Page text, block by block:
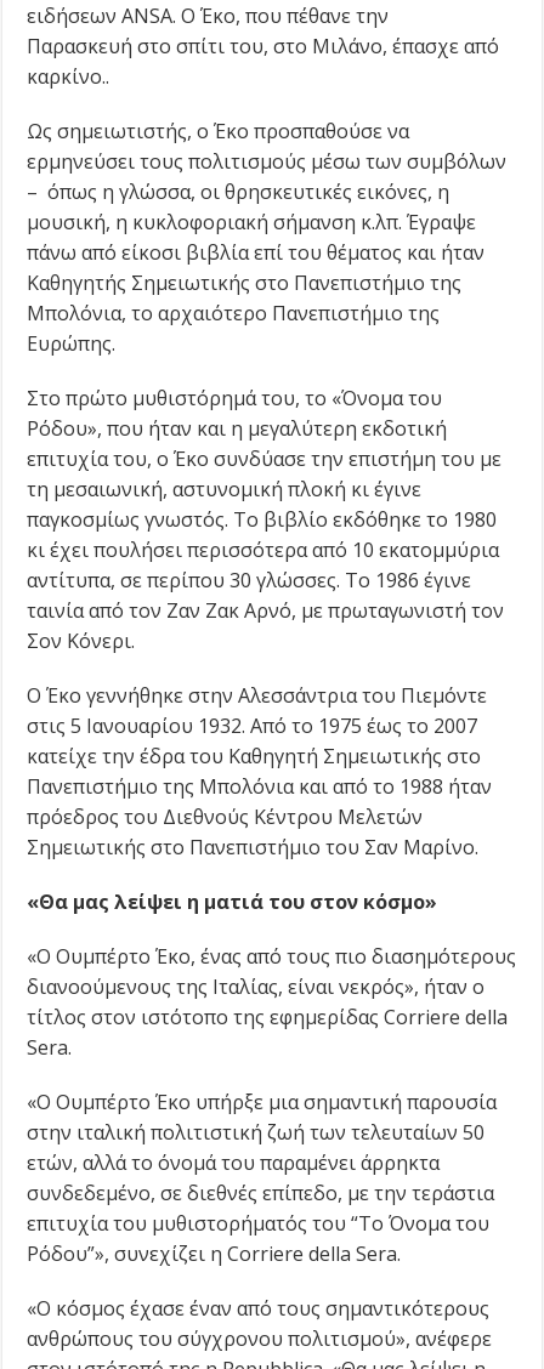
ειδήσεων ANSA. Ο Έκο, που πέθανε την
Παρασκευή στο σπίτι του, στο Μιλάνο, έπασχε από
καρκίνο..
Ως σημειωτιστής, ο Έκο προσπαθούσε να
ερμηνεύσει τους πολιτισμούς μέσω των συμβόλων
– όπως η γλώσσα, οι θρησκευτικές εικόνες, η
μουσική, η κυκλοφοριακή σήμανση κ.λπ. Έγραψε
πάνω από είκοσι βιβλία επί του θέματος και ήταν
Καθηγητής Σημειωτικής στο Πανεπιστήμιο της
Μπολόνια, το αρχαιότερο Πανεπιστήμιο της
Ευρώπης.
Στο πρώτο μυθιστόρημά του, το «Όνομα του
Ρόδου», που ήταν και η μεγαλύτερη εκδοτική
επιτυχία του, ο Έκο συνδύασε την επιστήμη του με
τη μεσαιωνική, αστυνομική πλοκή κι έγινε
παγκοσμίως γνωστός. Το βιβλίο εκδόθηκε το 1980
κι έχει πουλήσει περισσότερα από 10 εκατομμύρια
αντίτυπα, σε περίπου 30 γλώσσες. Το 1986 έγινε
ταινία από τον Ζαν Ζακ Αρνό, με πρωταγωνιστή τον
Σον Κόνερι.
Ο Έκο γεννήθηκε στην Αλεσσάντρια του Πιεμόντε
στις 5 Ιανουαρίου 1932. Από το 1975 έως το 2007
κατείχε την έδρα του Καθηγητή Σημειωτικής στο
Πανεπιστήμιο της Μπολόνια και από το 1988 ήταν
πρόεδρος του Διεθνούς Κέντρου Μελετών
Σημειωτικής στο Πανεπιστήμιο του Σαν Μαρίνο.
«Θα μας λείψει η ματιά του στον κόσμο»
«Ο Ουμπέρτο Έκο, ένας από τους πιο διασημότερους
διανοούμενους της Ιταλίας, είναι νεκρός», ήταν ο
τίτλος στον ιστότοπο της εφημερίδας Corriere della
Sera.
«Ο Ουμπέρτο Έκο υπήρξε μια σημαντική παρουσία
στην ιταλική πολιτιστική ζωή των τελευταίων 50
ετών, αλλά το όνομά του παραμένει άρρηκτα
συνδεδεμένο, σε διεθνές επίπεδο, με την τεράστια
επιτυχία του μυθιστορήματός του “Το Όνομα του
Ρόδου”», συνεχίζει η Corriere della Sera.
«Ο κόσμος έχασε έναν από τους σημαντικότερους
ανθρώπους του σύγχρονου πολιτισμού», ανέφερε